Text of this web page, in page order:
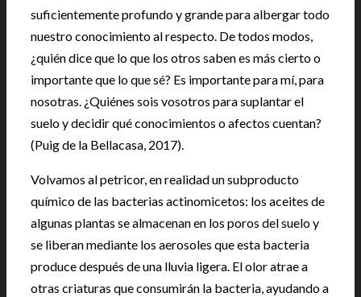
suficientemente profundo y grande para albergar todo
nuestro conocimiento al respecto. De todos modos,
¿quién dice que lo que los otros saben es más cierto o
importante que lo que sé? Es importante para mí, para
nosotras. ¿Quiénes sois vosotros para suplantar el
suelo y decidir qué conocimientos o afectos cuentan?
(Puig de la Bellacasa, 2017).
Volvamos al petricor, en realidad un subproducto
químico de las bacterias actinomicetos: los aceites de
algunas plantas se almacenan en los poros del suelo y
se liberan mediante los aerosoles que esta bacteria
produce después de una lluvia ligera. El olor atrae a
otras criaturas que consumirán la bacteria, ayudando a